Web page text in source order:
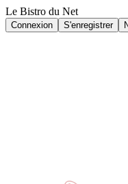
Le Bistro du Net